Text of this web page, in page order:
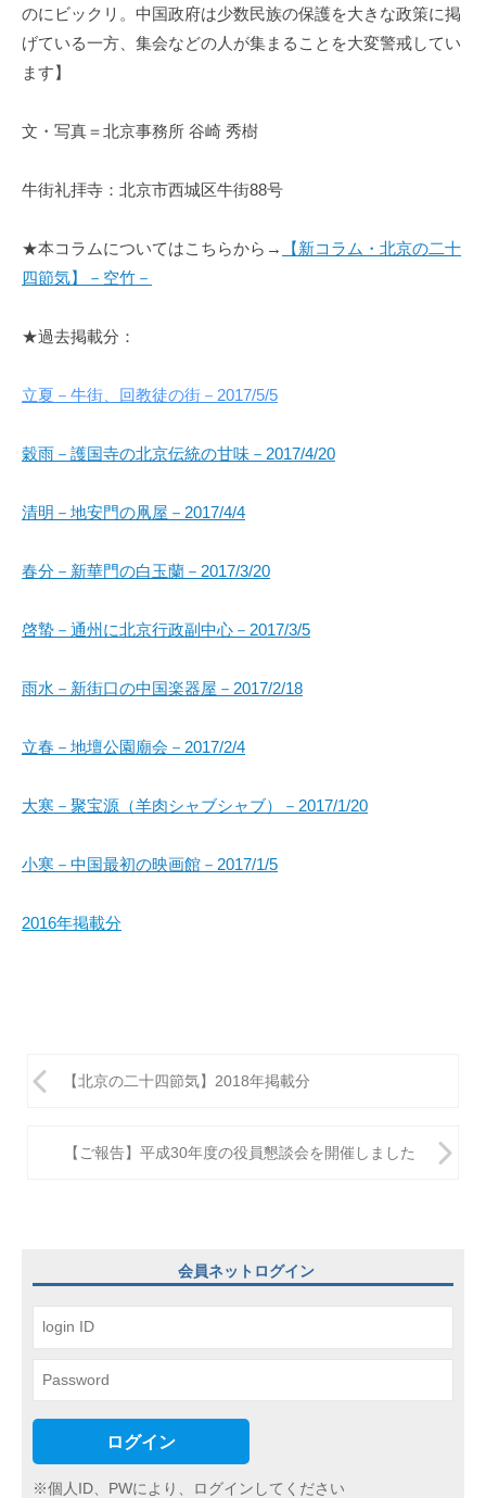
のにビックリ。中国政府は少数民族の保護を大きな政策に掲
げている一方、集会などの人が集まることを大変警戒してい
ます】
文・写真＝北京事務所 谷崎 秀樹
牛街礼拝寺：北京市西城区牛街88号
★本コラムについてはこちらから→
【新コラム・北京の二十
四節気】
－空竹－
★過去掲載分：
立夏－牛街、回教徒の街－2017/5/5
穀雨－護国寺の北京伝統の甘味－2017/4/20
清明－地安門の凧屋－2017/4/4
春分－新華門の白玉蘭－2017/3/20
啓蟄－通州に北京行政副中心－2017/3/5
雨水－新街口の中国楽器屋－2017/2/18
立春－地壇公園廟会－2017/2/4
大寒－聚宝源（羊肉シャブシャブ）－2017/1/20
小寒－中国最初の映画館－2017/1/5
2016年掲載分
投
シ
ョ
ン
【北京の二十四節気】2018年掲載分
【ご報告】平成30年度の役員懇談会を開催しました
会員ネットログイン
ログイン
※個人ID、PWにより、ログインしてください